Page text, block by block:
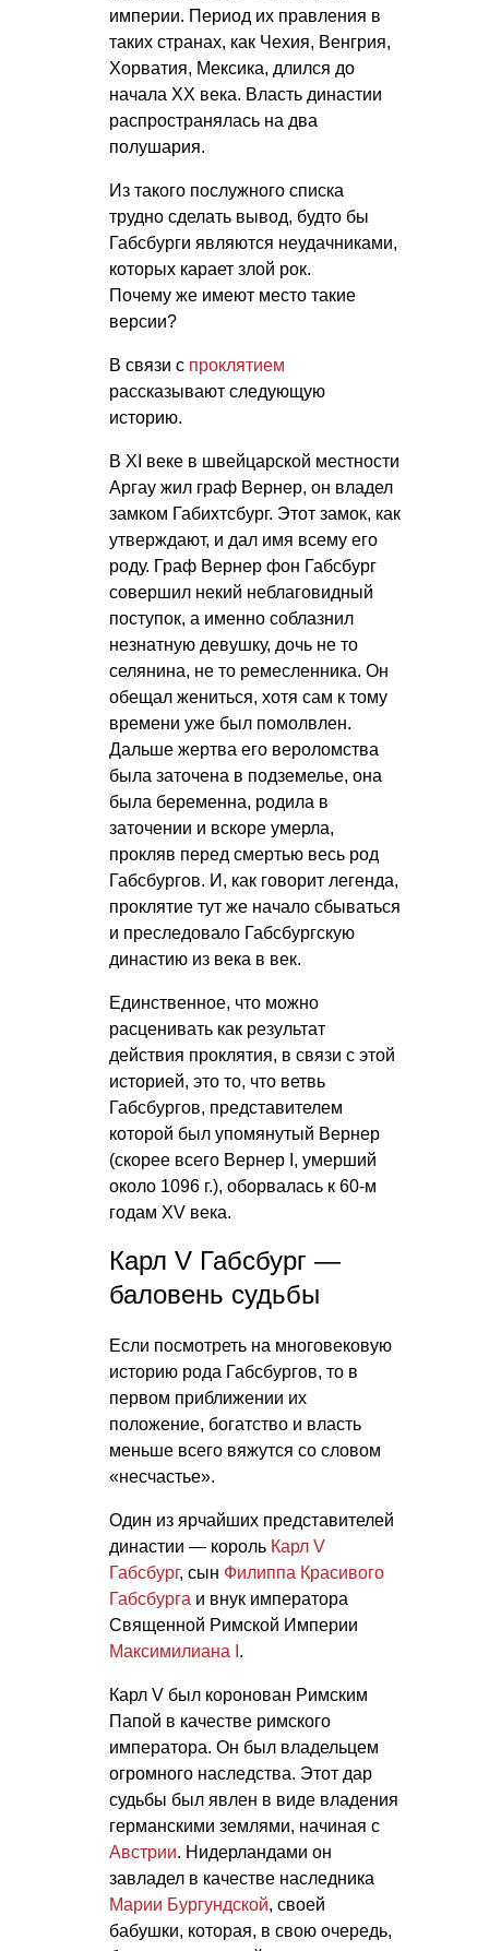
империи. Период их правления в
таких странах, как Чехия, Венгрия,
Хорватия, Мексика, длился до
начала ХХ века. Власть династии
распространялась на два
полушария.
Из такого послужного списка
трудно сделать вывод, будто бы
Габсбурги являются неудачниками,
которых карает злой рок.
Почему же имеют место такие
версии?
В связи с проклятием
рассказывают следующую
историю.
В XI веке в швейцарской местности
Аргау жил граф Вернер, он владел
замком Габихтсбург. Этот замок, как
утверждают, и дал имя всему его
роду. Граф Вернер фон Габсбург
совершил некий неблаговидный
поступок, а именно соблазнил
незнатную девушку, дочь не то
селянина, не то ремесленника. Он
обещал жениться, хотя сам к тому
времени уже был помолвлен.
Дальше жертва его вероломства
была заточена в подземелье, она
была беременна, родила в
заточении и вскоре умерла,
прокляв перед смертью весь род
Габсбургов. И, как говорит легенда,
проклятие тут же начало сбываться
и преследовало Габсбургскую
династию из века в век.
Единственное, что можно
расценивать как результат
действия проклятия, в связи с этой
историей, это то, что ветвь
Габсбургов, представителем
которой был упомянутый Вернер
(скорее всего Вернер I, умерший
около 1096 г.), оборвалась к 60-м
годам XV века.
Карл V Габсбург —
баловень судьбы
Если посмотреть на многовековую
историю рода Габсбургов, то в
первом приближении их
положение, богатство и власть
меньше всего вяжутся со словом
«несчастье».
Один из ярчайших представителей
династии — король Карл V
Габсбург, сын Филиппа Красивого
Габсбурга и внук императора
Священной Римской Империи
Максимилиана I .
Карл V был коронован Римским
Папой в качестве римского
императора. Он был владельцем
огромного наследства. Этот дар
судьбы был явлен в виде владения
германскими землями, начиная с
Австрии. Нидерландами он
завладел в качестве наследника
Марии Бургундской, своей
бабушки, которая, в свою очередь,